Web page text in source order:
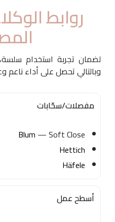
روابط
لضمان تجربة استخدام
وبالتالي تحصل على أداء
مفصلات/سحّابات
Blum — Soft Close
Hettich
Häfele
أسطح عمل